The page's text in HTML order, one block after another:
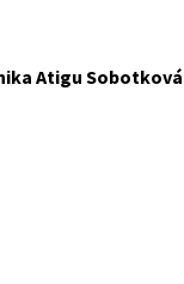
Atigu Sobotková